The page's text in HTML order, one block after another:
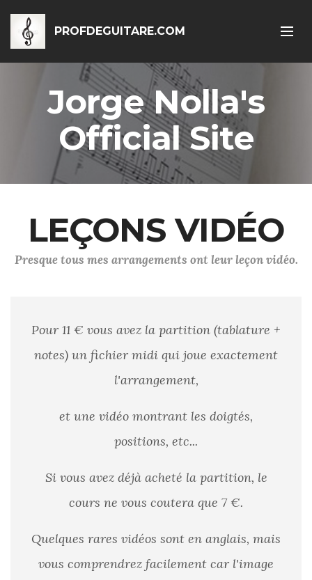
PROFDEGUITARE.COM
Jorge Nolla's
Official Site
LEÇONS VIDÉO
Presque tous mes arrangements ont leur leçon vidéo.
Pour 11 € vous avez la partition (tablature +
notes) un fichier midi qui joue exactement
l'arrangement,
et une vidéo montrant les doigtés,
positions, etc...
Si vous avez déjà acheté la partition, le
cours ne vous coutera que 7 €.
Quelques rares vidéos sont en anglais, mais
vous comprendrez facilement car l'image